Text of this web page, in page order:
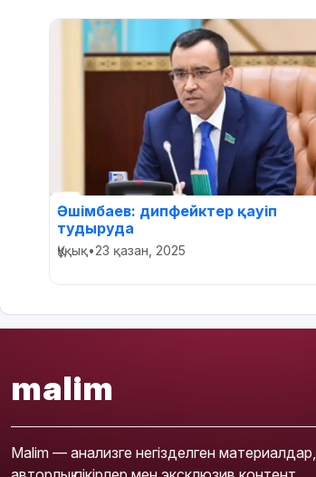
Әшімбаев: дипфейктер қауіп
тудыруда
Құқық•23 қазан, 2025
malim
Malim — анализге негізделген материалдар,